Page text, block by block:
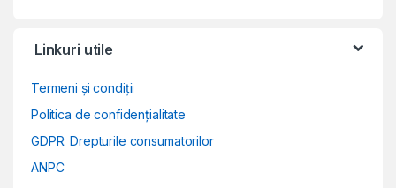
Linkuri utile
Termeni și condiții
Politica de confidențialitate
GDPR: Drepturile consumatorilor
ANPC